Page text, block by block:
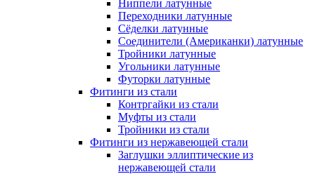
Ниппели латунные
Переходники латунные
Сёделки латунные
Соединители (Американки) латунные
Тройники латунные
Угольники латунные
Футорки латунные
Фитинги из стали
Контргайки из стали
Муфты из стали
Тройники из стали
Фитинги из нержавеющей стали
Заглушки эллиптические из
нержавеющей стали